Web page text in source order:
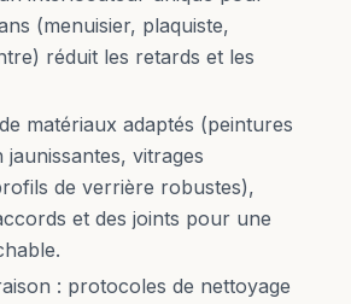
(menuisier, plaquiste,
réduit les retards et les
matériaux adaptés (peintures
jaunissantes, vitrages
de verrière robustes),
et des joints pour une
: protocoles de nettoyage